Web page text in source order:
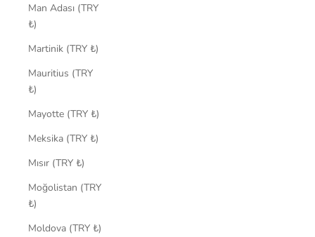
Man Adası (TRY
₺)
Martinik (TRY ₺)
Mauritius (TRY
₺)
Mayotte (TRY ₺)
Meksika (TRY ₺)
Mısır (TRY ₺)
Moğolistan (TRY
₺)
Moldova (TRY ₺)